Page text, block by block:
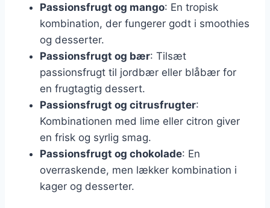
Passionsfrugt og mango: En tropisk
kombination, der fungerer godt i smoothies
og desserter.
Passionsfrugt og bær: Tilsæt
passionsfrugt til jordbær eller blåbær for
en frugtagtig dessert.
Passionsfrugt og citrusfrugter:
Kombinationen med lime eller citron giver
en frisk og syrlig smag.
Passionsfrugt og chokolade: En
overraskende, men lækker kombination i
kager og desserter.